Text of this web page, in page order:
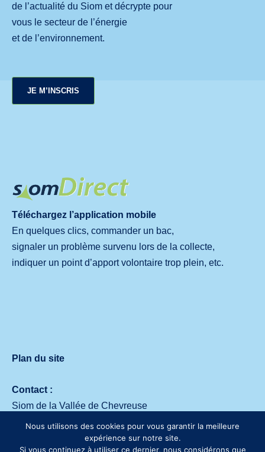
de l’actualité du Siom et décrypte pour
vous le secteur de l’énergie
et de l’environnement.
JE M’INSCRIS
Téléchargez l’application mobile
En quelques clics, commander un bac,
signaler un problème survenu lors de la collecte,
indiquer un point d’apport volontaire trop plein, etc.
Plan du site
Contact :
Siom de la Vallée de Chevreuse
Avenue des deux Lacs – 91140 Villejust
01 64 53 30 00
Nous utilisons des cookies pour vous garantir la meilleure
expérience sur notre site.
Si vous continuez à utiliser ce dernier, nous considérons que